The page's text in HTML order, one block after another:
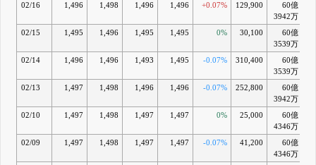
02/16 1,496 1,498 1,496 1,496 +0.07% 129,900
60億
3942万
02/15 1,495 1,496 1,495 1,495 0% 30,100
60億
3539万
02/14 1,496 1,496 1,493 1,495 -0.07% 310,400
60億
3539万
02/13 1,497 1,498 1,496 1,496 -0.07% 252,800
60億
3942万
02/10 1,497 1,498 1,497 1,497 0% 25,000
60億
4346万
02/09 1,497 1,498 1,497 1,497 -0.07% 41,200
60億
4346万